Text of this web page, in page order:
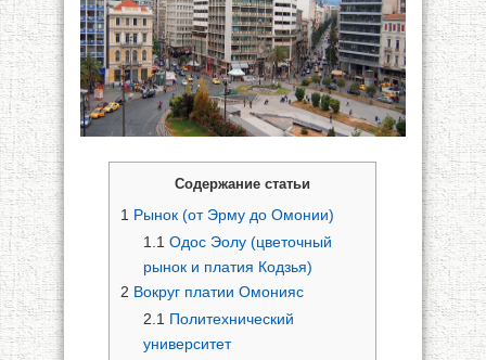
Содержание статьи
1 Рынок (от Эрму до Омонии)
1.1 Одос Эолу (цветочный
рынок и платия Кодзья)
2 Вокруг платии Омонияс
2.1 Политехнический
университет